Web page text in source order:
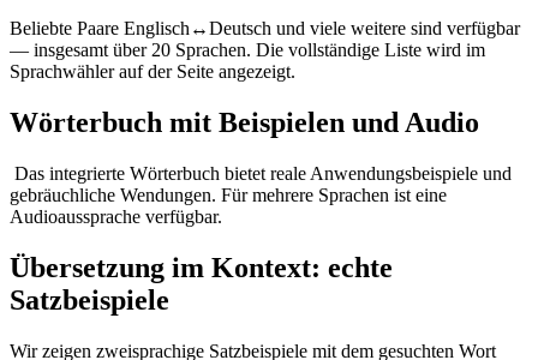
Beliebte Paare Englisch↔Deutsch und viele weitere sind verfügbar
— insgesamt über 20 Sprachen. Die vollständige Liste wird im
Sprachwähler auf der Seite angezeigt.
Wörterbuch mit Beispielen und Audio
Das integrierte Wörterbuch bietet reale Anwendungsbeispiele und
gebräuchliche Wendungen. Für mehrere Sprachen ist eine
Audioaussprache verfügbar.
Übersetzung im Kontext: echte
Satzbeispiele
Wir zeigen zweisprachige Satzbeispiele mit dem gesuchten Wort